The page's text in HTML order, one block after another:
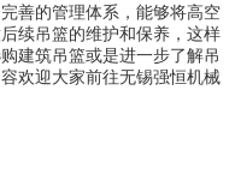
善的管理体系，能够将高空
续吊篮的维护和保养，这样
建筑吊篮或是进一步了解吊
欢迎大家前往无锡强恒机械